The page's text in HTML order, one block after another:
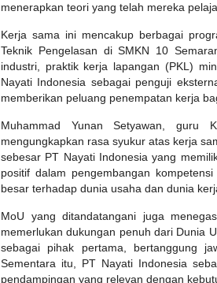
menerapkan teori yang telah mereka
Kerja sama ini mencakup berbagai
Teknik Pengelasan di SMKN 10
industri, praktik kerja lapangan (PKL)
Nayati Indonesia sebagai penguji
memberikan peluang penempatan kerja
Muhammad Yunan Setyawan, guru
mengungkapkan rasa syukur atas kerja
sebesar PT Nayati Indonesia yang
positif dalam pengembangan
besar terhadap dunia usaha dan dunia
MoU yang ditandatangani juga
memerlukan dukungan penuh dari Dunia
sebagai pihak pertama, bertanggung
Sementara itu, PT Nayati Indonesia
pendampingan yang relevan dengan